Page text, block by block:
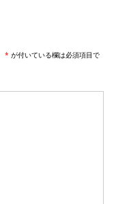
* が付いている欄は必須項目で